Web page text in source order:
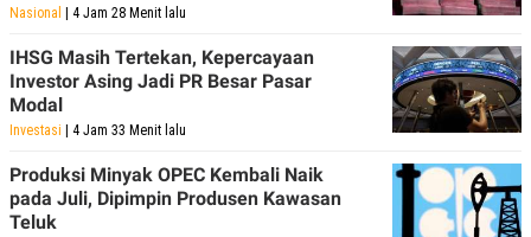
Nasional | 4 Jam 28 Menit lalu
IHSG Masih Tertekan, Kepercayaan
Investor Asing Jadi PR Besar Pasar
Modal
Investasi | 4 Jam 33 Menit lalu
Produksi Minyak OPEC Kembali Naik
pada Juli, Dipimpin Produsen Kawasan
Teluk